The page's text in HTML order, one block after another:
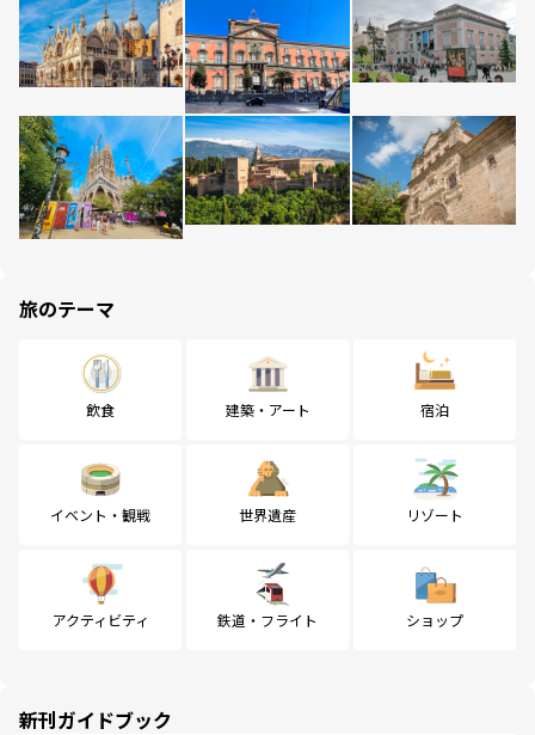
旅のテーマ
飲食 建築・アート 宿泊
イベント・観戦 世界遺産 リゾート
アクティビティ 鉄道・フライト ショップ
新刊ガイドブック